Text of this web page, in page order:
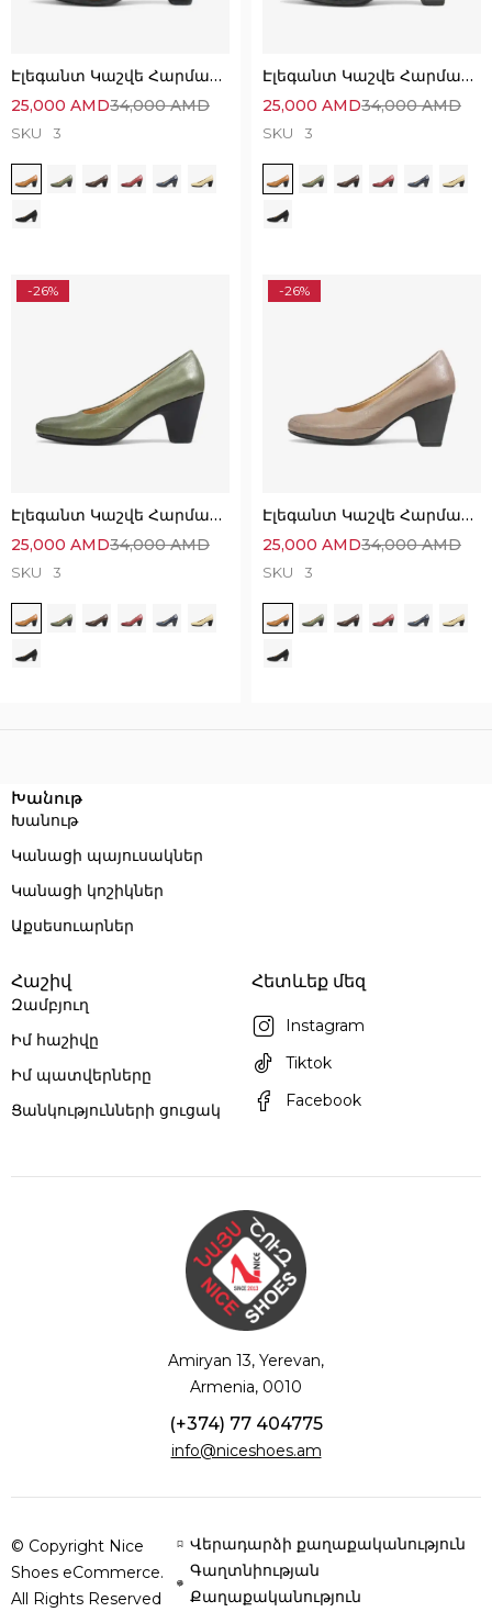
Էլեգանտ Կաշվե Հարմարավետ Կոշիկներ
34,000AMD
25,000 AMD
SKU 3
Էլեգանտ Կաշվե Հարմարավետ Կոշիկներ
34,000AMD
25,000 AMD
SKU 3
-26%
Էլեգանտ Կաշվե Հարմարավետ Կոշիկներ
34,000AMD
25,000 AMD
SKU 3
-26%
Էլեգանտ Կաշվե Հարմարավետ Կոշիկներ
34,000AMD
25,000 AMD
SKU 3
Խանութ
Խանութ
Կանացի պայուսակներ
Կանացի կոշիկներ
Աքսեսուարներ
Հաշիվ
Զամբյուղ
Իմ հաշիվը
Իմ պատվերները
Ցանկությունների ցուցակ
Հետևեք մեզ
Instagram
Tiktok
Facebook
Amiryan 13, Yerevan,
Armenia, 0010
(+374) 77 404775
info@niceshoes.am
© Copyright Nice
Shoes eCommerce.
All Rights Reserved
Վերադարձի քաղաքականություն
Գաղտնիության
Քաղաքականություն